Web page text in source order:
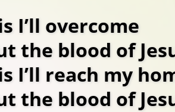
I’ll overcome
the blood of
I’ll reach my
the blood of